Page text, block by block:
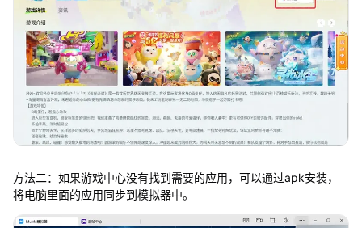
方法二：如果游戏中心没有找到需要的应用，可以通过apk安装，
将电脑里面的应用同步到模拟器中。